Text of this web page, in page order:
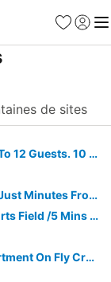
Favoris
Se
de sites
The Most Private, Beautiful Log Home For Up To 12 Guests. 10 Min To Dreams Park
Modern Luxury Awaits! 86 Acres Of Serenity Just Minutes From Cooperstown
Perfect House For Dreams Park Families / Sports Field /5 Mins To Dreams Park
Spacious, Private And Peaceful 1st Floor Apartment On Fly Creek